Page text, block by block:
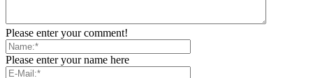
Please enter your comment!
Please enter your name here